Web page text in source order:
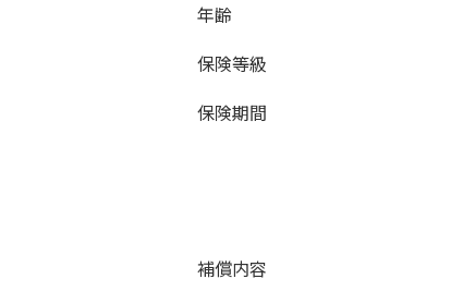
年齢
保険等級
保険期間
補償内容